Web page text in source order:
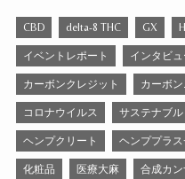
CBD delta-8 THC GX
イベントレポート インタビュ
カーボンクレジット カーボ
コロナウイルス サステナブル
ヘンプクリート ヘンププラス
化粧品 医療大麻 合成カン